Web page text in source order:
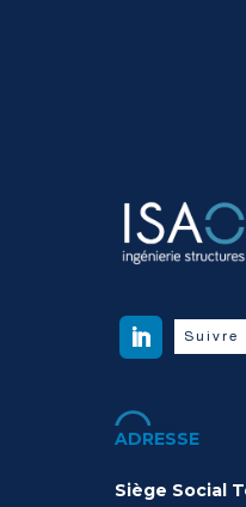
Suivre
ADRESSE
Siège Social